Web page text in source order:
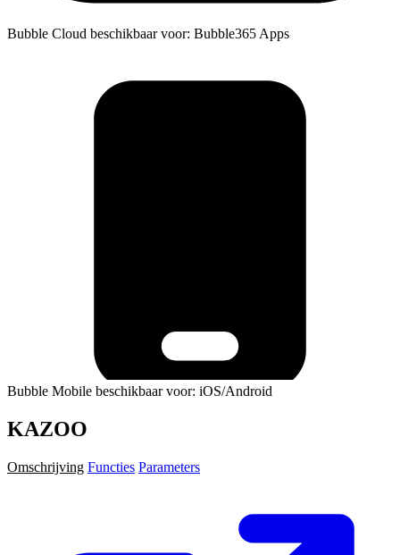
Bubble Cloud beschikbaar voor: Bubble365 Apps
Bubble Mobile beschikbaar voor: iOS/Android
KAZOO
Omschrijving Functies Parameters